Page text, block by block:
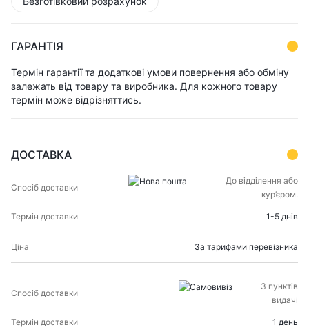
ГАРАНТІЯ
Термін гарантії та додаткові умови повернення або обміну
залежать від товару та виробника. Для кожного товару
термін може відрізняттись.
ДОСТАВКА
ДОСТАВКИДОСТАВКИ
До відділення або
кур’єром.
1-5 днів
За тарифами перевізника
З пунктів
видачі
1 день